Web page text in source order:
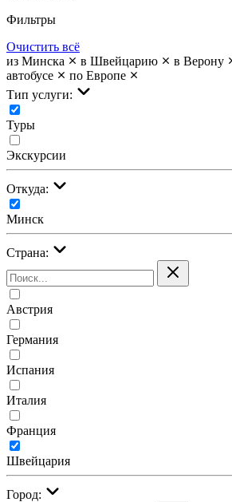
Фильтры
Очистить всё
из Минска
в Швейцарию в Верону
автобусе
по Европе
Тип услуги:
Туры
Экскурсии
Откуда:
Минск
Страна:
Австрия
Германия
Испания
Италия
Франция
Швейцария
Город: